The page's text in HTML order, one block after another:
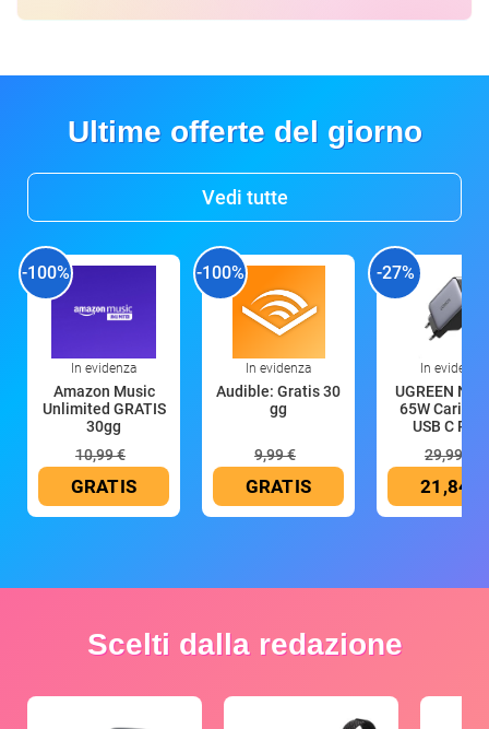
Ultime offerte del giorno
Vedi tutte
-100%
In evidenza
Amazon Music
Unlimited GRATIS
30gg
10,99 €
GRATIS
-100%
In evidenza
Audible: Gratis 30
gg
9,99 €
GRATIS
-27%
In evidenza
UGREEN
65W
USB C
29,99 €
21,84 €
Scelti dalla redazione